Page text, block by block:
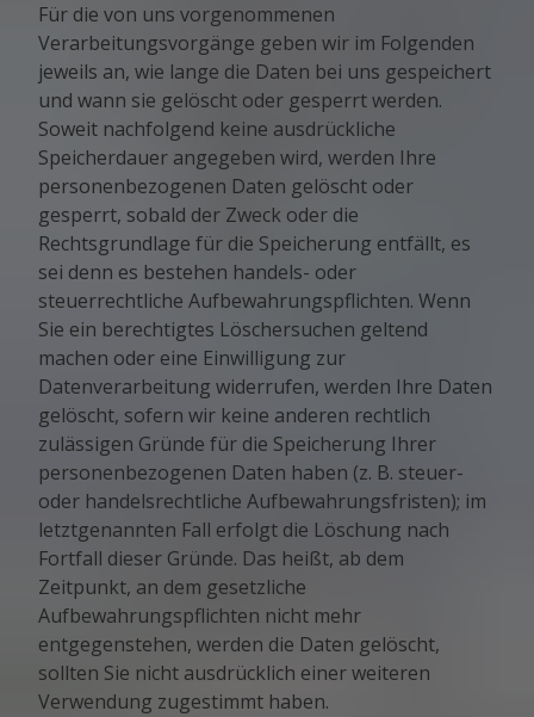
Für die von uns vorgenommenen
Verarbeitungsvorgänge geben wir im Folgenden
jeweils an, wie lange die Daten bei uns gespeichert
und wann sie gelöscht oder gesperrt werden.
Soweit nachfolgend keine ausdrückliche
Speicherdauer angegeben wird, werden Ihre
personenbezogenen Daten gelöscht oder
gesperrt, sobald der Zweck oder die
Rechtsgrundlage für die Speicherung entfällt, es
sei denn es bestehen handels- oder
steuerrechtliche Aufbewahrungspflichten. Wenn
Sie ein berechtigtes Löschersuchen geltend
machen oder eine Einwilligung zur
Datenverarbeitung widerrufen, werden Ihre Daten
gelöscht, sofern wir keine anderen rechtlich
zulässigen Gründe für die Speicherung Ihrer
personenbezogenen Daten haben (z. B. steuer-
oder handelsrechtliche Aufbewahrungsfristen); im
letztgenannten Fall erfolgt die Löschung nach
Fortfall dieser Gründe. Das heißt, ab dem
Zeitpunkt, an dem gesetzliche
Aufbewahrungspflichten nicht mehr
entgegenstehen, werden die Daten gelöscht,
sollten Sie nicht ausdrücklich einer weiteren
Verwendung zugestimmt haben.